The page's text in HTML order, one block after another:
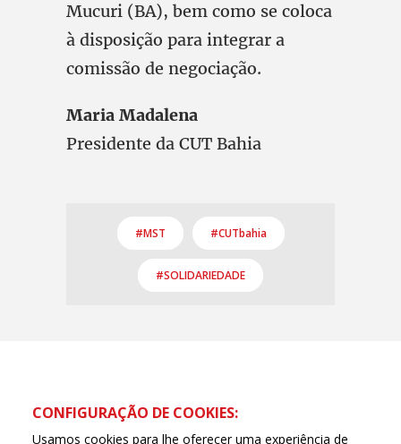
Mucuri (BA), bem como se coloca
à disposição para integrar a
comissão de negociação.
Maria Madalena
Presidente da CUT Bahia
#MST #CUTbahia
#SOLIDARIEDADE
CONFIGURAÇÃO DE COOKIES:
Usamos cookies para lhe oferecer uma experiência de